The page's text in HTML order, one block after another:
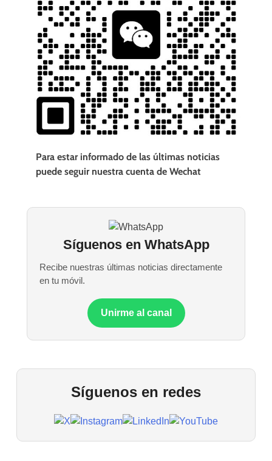
Para estar informado de las últimas noticias
puede seguir nuestra cuenta de Wechat
Síguenos en WhatsApp
Recibe nuestras últimas noticias directamente
en tu móvil.
Unirme al canal
Síguenos en redes